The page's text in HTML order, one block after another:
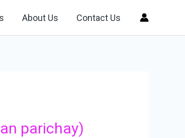
About Us Contact Us
parichay)